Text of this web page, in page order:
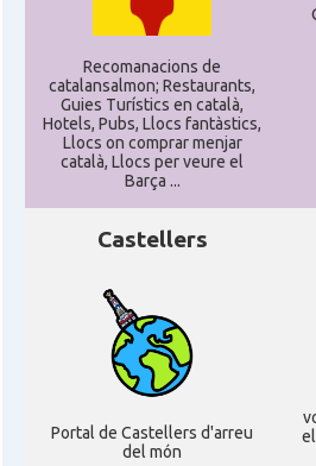
Consolat Consolat
Consolat Consolat
Consolat Consolat
Consolat Consolat
Consolat
Recomanacions de
catalansalmon; Restaurants,
Guies Turístics en català,
Hotels, Pubs, Llocs fantàstics,
Llocs on comprar menjar
català, Llocs per veure el
Barça ...
Castellers
Portal de Castellers d'arreu
del món